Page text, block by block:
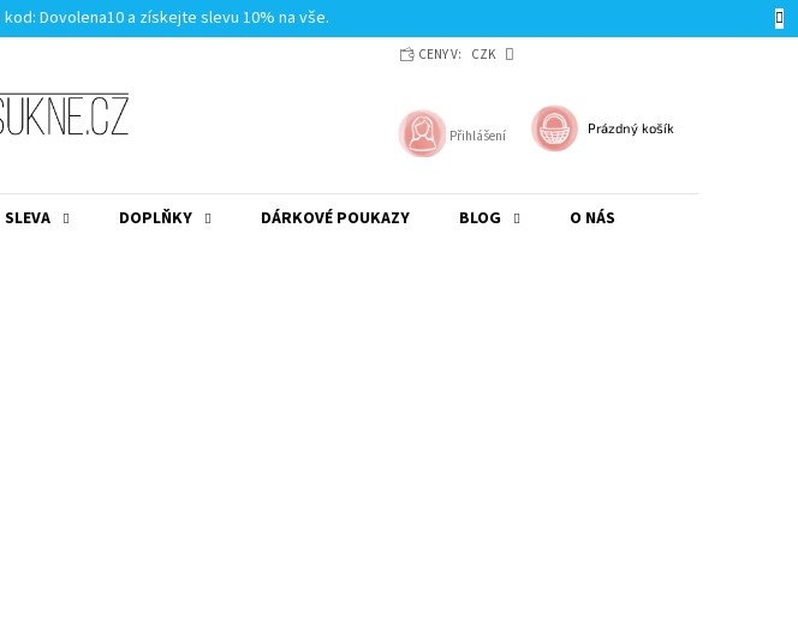
Dovolena10 a získejte slevu 10% na vše.
CENY V: CZK
Přihlášení Prázdný košík
SLEVA DOPLŇKY DÁRKOVÉ POUKAZY BLOG O NÁS